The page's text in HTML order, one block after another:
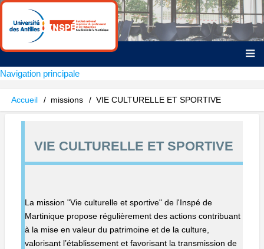
Aller
contenu
principal
Navigation principale
Fil
d'Ariane
Accueil missions VIE CULTURELLE ET SPORTIVE
VIE CULTURELLE ET SPORTIVE
La mission "Vie culturelle et sportive" de l'Inspé de
Martinique propose régulièrement des actions contribuant
à la mise en valeur du patrimoine et de la culture,
valorisant l’établissement et favorisant la transmission de